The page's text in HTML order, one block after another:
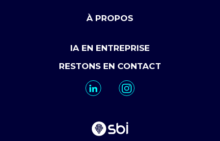
À PROPOS
IA EN ENTREPRISE
RESTONS EN CONTACT